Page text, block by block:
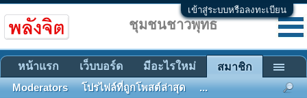
เข้าสู่ระบบหรือลงทะเบียน
ชุมชนชาวพุทธ
หน้าแรก เว็บบอร์ด มีอะไรใหม่ สมาชิก
Moderators โปรไฟล์ที่ถูกโพสต์ล่าสุด ...